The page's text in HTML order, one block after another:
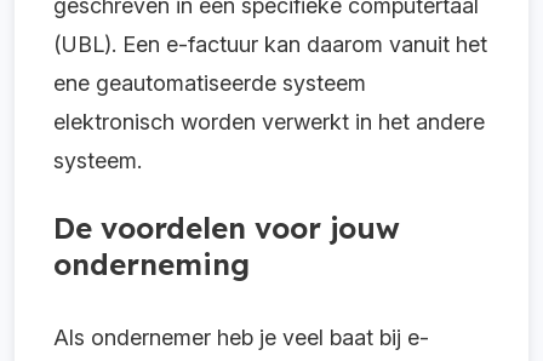
geschreven in een specifieke computertaal
(UBL). Een e-factuur kan daarom vanuit het
ene geautomatiseerde systeem
elektronisch worden verwerkt in het andere
systeem.
De voordelen voor jouw
onderneming
Als ondernemer heb je veel baat bij e-